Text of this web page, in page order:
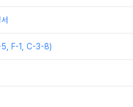
5, F-1, C-3-8)